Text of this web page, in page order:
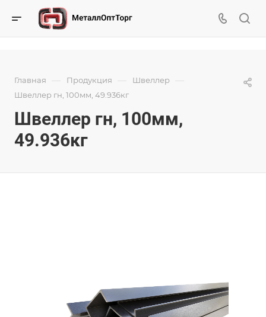
Главная — Продукция — Швеллер —
Швеллер гн, 100мм, 49.936кг
Швеллер гн, 100мм,
49.936кг